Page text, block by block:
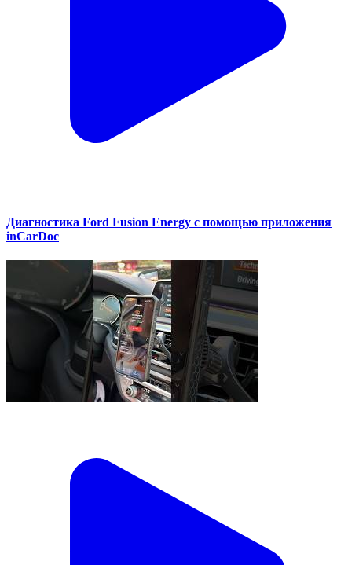
Диагностика Ford Fusion Energy с помощью приложения
inCarDoc